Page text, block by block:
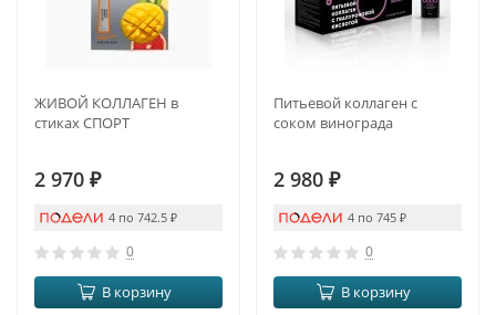
ЖИВОЙ КОЛЛАГЕН в
стиках СПОРТ
2 970 ₽
4 по 742.5 ₽
0
В корзину
Питьевой коллаген с
соком винограда
2 980 ₽
4 по 745 ₽
0
В корзину